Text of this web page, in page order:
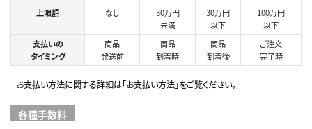
上限額 なし
30万円
未満
30万円
以下
100万円
以下
支払いの
タイミング
商品
発送前
商品
到着時
商品
到着後
ご注文
完了時
お支払い方法に関する詳細は「お支払い方法」をご覧ください。
各種手数料